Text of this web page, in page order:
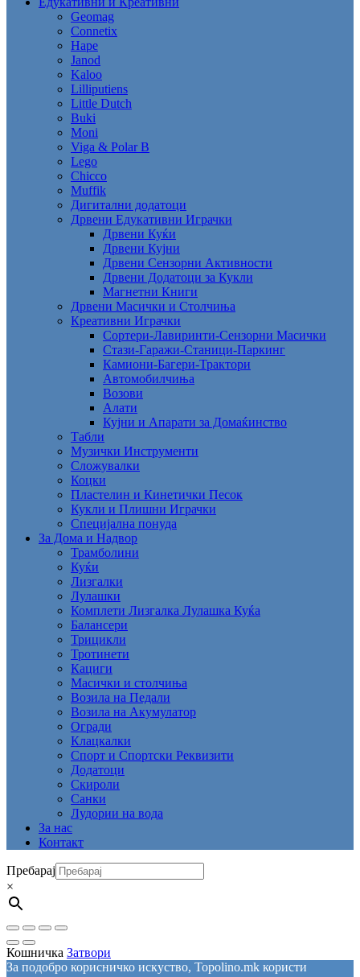
Geomag
Connetix
Hape
Janod
Kaloo
Lilliputiens
Little Dutch
Buki
Moni
Viga & Polar B
Lego
Chicco
Muffik
Дигитални додатоци
Дрвени Едукативни Играчки
Дрвени Куќи
Дрвени Кујни
Дрвени Сензорни Активности
Дрвени Додатоци за Кукли
Магнетни Книги
Дрвени Масички и Столчиња
Креативни Играчки
Сортери-Лавиринти-Сензорни Масички
Стази-Гаражи-Станици-Паркинг
Камиони-Багери-Трактори
Автомобилчиња
Возови
Алати
Кујни и Апарати за Домаќинство
Табли
Музички Инструменти
Сложувалки
Коцки
Пластелин и Кинетички Песок
Кукли и Плишни Играчки
Специјална понуда
За Дома и Надвор
Трамболини
Куќи
Лизгалки
Лулашки
Комплети Лизгалка Лулашка Куќа
Балансери
Трицикли
Тротинети
Кациги
Mасички и столчиња
Возила на Педали
Возила на Акумулатор
Огради
Клацкалки
Спорт и Спортски Реквизити
Додатоци
Скироли
Санки
Лудории на вода
За нас
Контакт
Пребарај
×
Кошничка Затвори
За подобро корисничко искуство, Topolino.mk користи